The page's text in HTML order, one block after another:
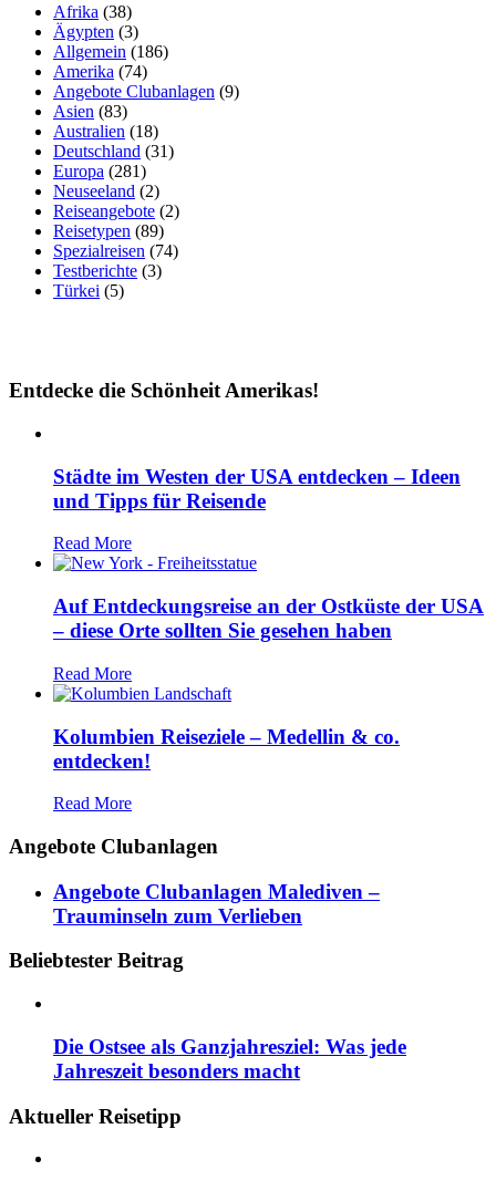
Afrika (38)
Ägypten (3)
Allgemein (186)
Amerika (74)
Angebote Clubanlagen (9)
Asien (83)
Australien (18)
Deutschland (31)
Europa (281)
Neuseeland (2)
Reiseangebote (2)
Reisetypen (89)
Spezialreisen (74)
Testberichte (3)
Türkei (5)
Entdecke die Schönheit Amerikas!
Städte im Westen der USA entdecken – Ideen
und Tipps für Reisende
Read More
Auf Entdeckungsreise an der Ostküste der USA
– diese Orte sollten Sie gesehen haben
Read More
Kolumbien Reiseziele – Medellin & co.
entdecken!
Read More
Angebote Clubanlagen
Angebote Clubanlagen Malediven –
Trauminseln zum Verlieben
Beliebtester Beitrag
Die Ostsee als Ganzjahresziel: Was jede
Jahreszeit besonders macht
Aktueller Reisetipp